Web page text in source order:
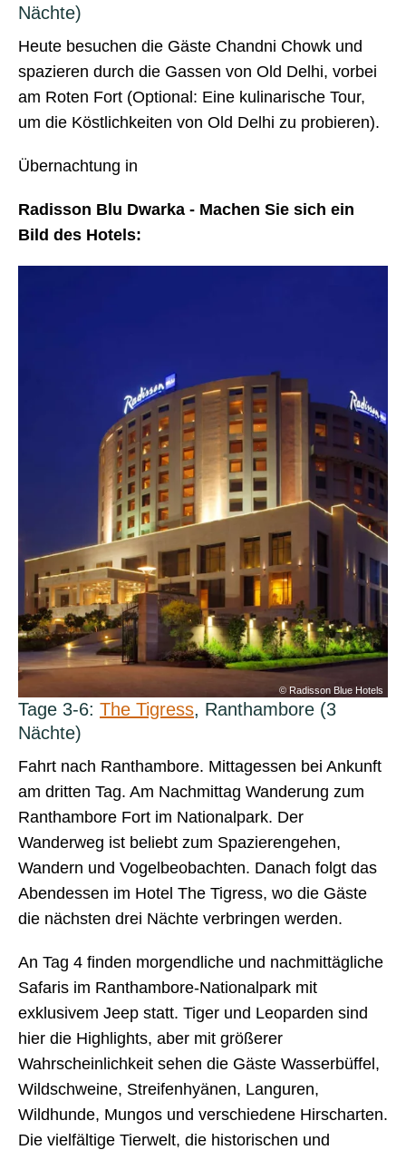
Nächte)
Heute besuchen die Gäste Chandni Chowk und
spazieren durch die Gassen von Old Delhi, vorbei
am Roten Fort (Optional: Eine kulinarische Tour,
um die Köstlichkeiten von Old Delhi zu probieren).
Übernachtung in
Radisson Blu Dwarka - Machen Sie sich ein
Bild des Hotels:
© Radisson Blue Hotels
Next
Tage 3-6: The Tigress, Ranthambore (3
Nächte)
Fahrt nach Ranthambore. Mittagessen bei Ankunft
am dritten Tag. Am Nachmittag Wanderung zum
Ranthambore Fort im Nationalpark. Der
Wanderweg ist beliebt zum Spazierengehen,
Wandern und Vogelbeobachten. Danach folgt das
Abendessen im Hotel The Tigress, wo die Gäste
die nächsten drei Nächte verbringen werden.
An Tag 4 finden morgendliche und nachmittägliche
Safaris im Ranthambore-Nationalpark mit
exklusivem Jeep statt. Tiger und Leoparden sind
hier die Highlights, aber mit größerer
Wahrscheinlichkeit sehen die Gäste Wasserbüffel,
Wildschweine, Streifenhyänen, Languren,
Wildhunde, Mungos und verschiedene Hirscharten.
Die vielfältige Tierwelt, die historischen und